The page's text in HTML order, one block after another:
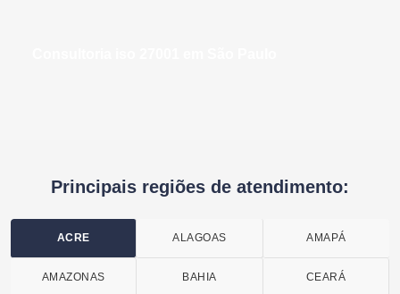
Principais regiões de atendimento:
ACRE ALAGOAS AMAPÁ
AMAZONAS BAHIA CEARÁ